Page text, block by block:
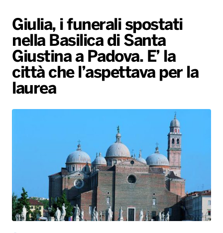
Hit Dance
Giochi&Concorsi
PALATOUR
Locali
Musica e Spettacolo
Sport
Radio Norba Consiglia
Leggerissime
Playlist
Generale
Novità
Notiziario
Interviste
Oroscopo
Speciale Astrabilia 2026
Gallery
Radio Norba News TV
Voce al Bari
Battiti Live 2026
Gallery
Giulia, i funerali spostati
nella Basilica di Santa
Giustina a Padova. E’ la
città che l’aspettava per la
laurea